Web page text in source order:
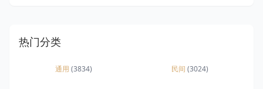
热门分类
通用 (3834) 民间 (3024)